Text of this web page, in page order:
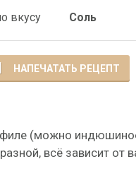
вкусу Соль
НАПЕЧАТАТЬ РЕЦЕПТ
(можно
всё зависит от